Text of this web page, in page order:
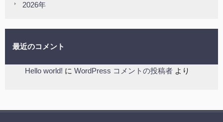
2026年
最近のコメント
Hello world! に WordPress コメントの投稿者 より